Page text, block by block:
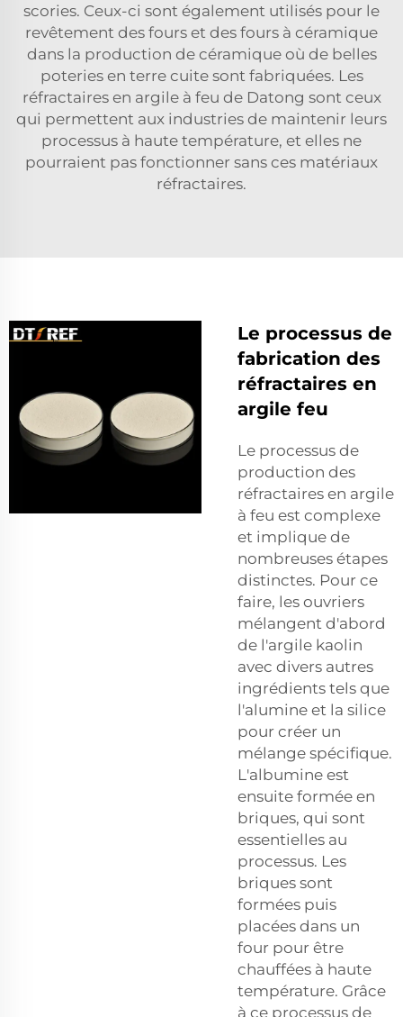
scories. Ceux-ci sont également utilisés pour le
revêtement des fours et des fours à céramique
dans la production de céramique où de belles
poteries en terre cuite sont fabriquées. Les
réfractaires en argile à feu de Datong sont ceux
qui permettent aux industries de maintenir leurs
processus à haute température, et elles ne
pourraient pas fonctionner sans ces matériaux
réfractaires.
Le processus de
fabrication des
réfractaires en
argile feu
Le processus de
production des
réfractaires en argile
à feu est complexe
et implique de
nombreuses étapes
distinctes. Pour ce
faire, les ouvriers
mélangent d'abord
de l'argile kaolin
avec divers autres
ingrédients tels que
l'alumine et la silice
pour créer un
mélange spécifique.
L'albumine est
ensuite formée en
briques, qui sont
essentielles au
processus. Les
briques sont
formées puis
placées dans un
four pour être
chauffées à haute
température. Grâce
à ce processus de